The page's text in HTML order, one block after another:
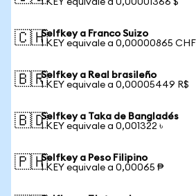
1 KEY equivale a 0,00001366 $
🇨🇭Selfkey a Franco Suizo
1 KEY equivale a 0,00000865 CHF
🇧🇷Selfkey a Real brasileño
1 KEY equivale a 0,00005449 R$
🇧🇩Selfkey a Taka de Bangladés
1 KEY equivale a 0,001322 ৳
🇵🇭Selfkey a Peso Filipino
1 KEY equivale a 0,00065 ₱